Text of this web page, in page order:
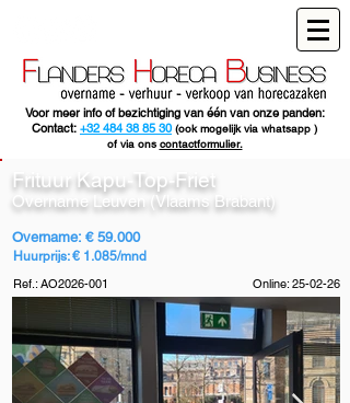
Voor meer info of bezichtiging van één van onze panden:
Contact: +32 484 38 85 30 (ook mogelijk via whatsapp )
of via ons contactformulier.
Frituur Kapu-Top-Friet
Overname Leuven (Vlaams Brabant)
Overname: € 59.000
Huurprijs: € 1.085/mnd
Ref.: AO2026-001
Online: 25-02-26